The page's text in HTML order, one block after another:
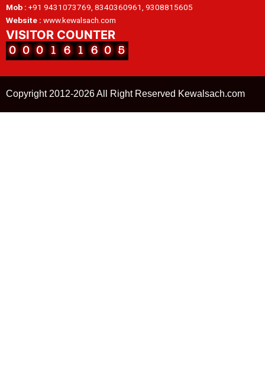
Mob : +91 9431073769, 8340360961, 9308815605
Website : www.kewalsach.com
VISITOR COUNTER
Copyright 2012-2026 All Right Reserved Kewalsach.com